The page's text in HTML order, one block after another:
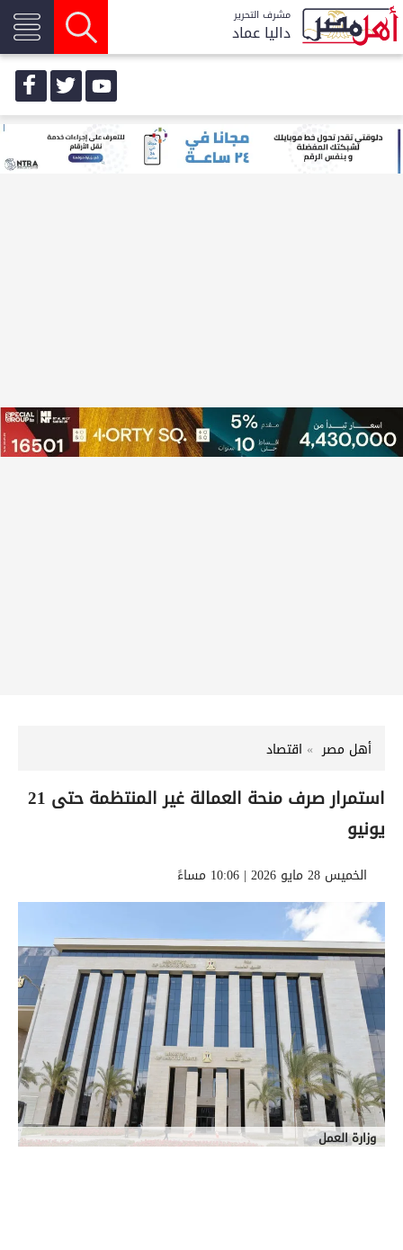
مشرف التحرير
داليا عماد
أهل مصر اقتصاد
استمرار صرف منحة العمالة غير المنتظمة حتى 21
يونيو
الخميس 28 مايو 2026 | 10:06 مساءً
وزارة العمل